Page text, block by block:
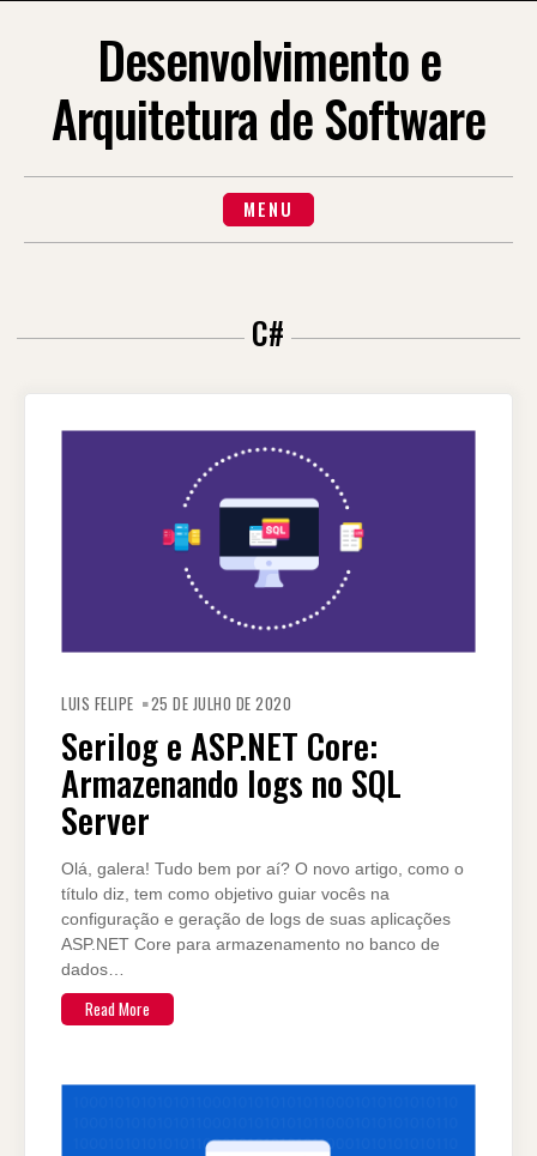
Desenvolvimento e
Arquitetura de Software
MENU
C#
LUIS FELIPE 25 DE JULHO DE 2020
Serilog e ASP.NET Core:
Armazenando logs no SQL
Server
Olá, galera! Tudo bem por aí? O novo artigo, como o
título diz, tem como objetivo guiar vocês na
configuração e geração de logs de suas aplicações
ASP.NET Core para armazenamento no banco de
dados…
Read More